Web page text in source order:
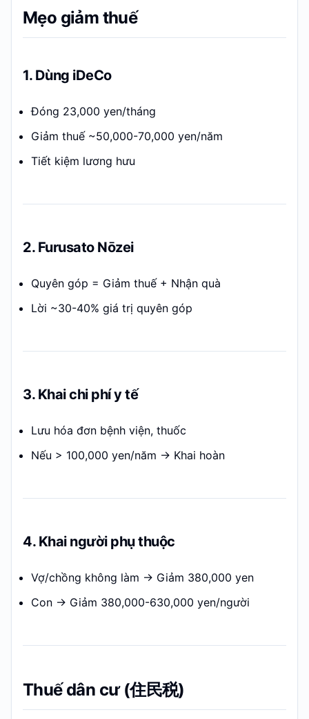
Mẹo giảm thuế
1. Dùng iDeCo
Đóng 23,000 yen/tháng
Giảm thuế ~50,000-70,000 yen/năm
Tiết kiệm lương hưu
2. Furusato Nōzei
Quyên góp = Giảm thuế + Nhận quà
Lời ~30-40% giá trị quyên góp
3. Khai chi phí y tế
Lưu hóa đơn bệnh viện, thuốc
Nếu > 100,000 yen/năm → Khai hoàn
4. Khai người phụ thuộc
Vợ/chồng không làm → Giảm 380,000 yen
Con → Giảm 380,000-630,000 yen/người
Thuế dân cư (住民税)